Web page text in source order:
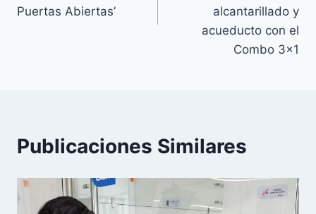
Puertas Abiertas’
alcantarillado y
acueducto con el
Combo 3×1
Publicaciones Similares